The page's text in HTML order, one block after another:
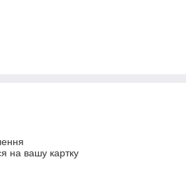
на вашу картку